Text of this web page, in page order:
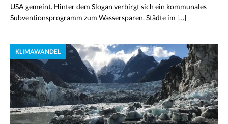
USA gemeint. Hinter dem Slogan verbirgt sich ein kommunales
Subventionsprogramm zum Wassersparen. Städte im […]
KLIMAWANDEL